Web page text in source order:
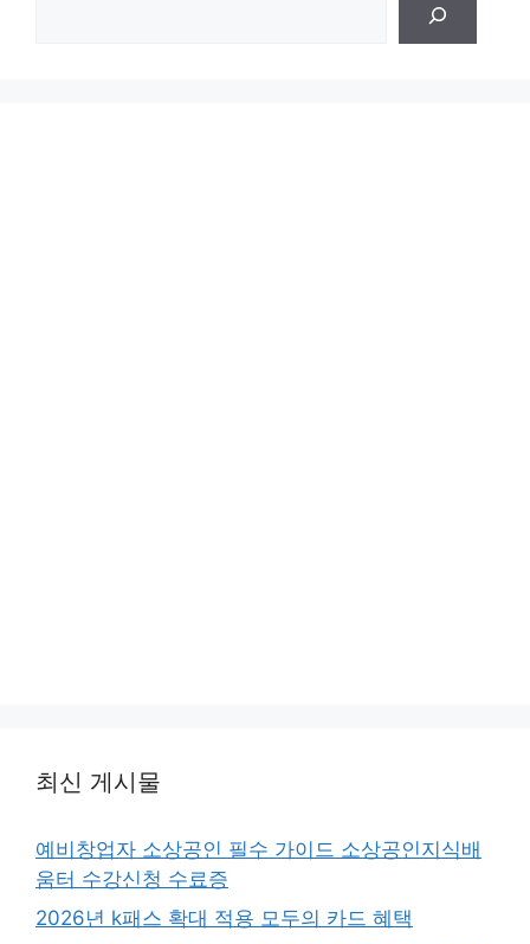
최신 게시물
예비창업자 소상공인 필수 가이드 소상공인지식배
움터 수강신청 수료증
2026년 k패스 확대 적용 모두의 카드 혜택